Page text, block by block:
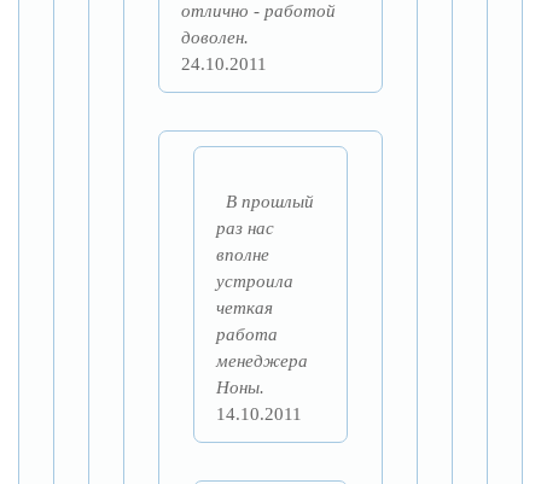
отлично - работой
доволен.
24.10.2011
В прошлый
раз нас
вполне
устроила
четкая
работа
менеджера
Ноны.
14.10.2011